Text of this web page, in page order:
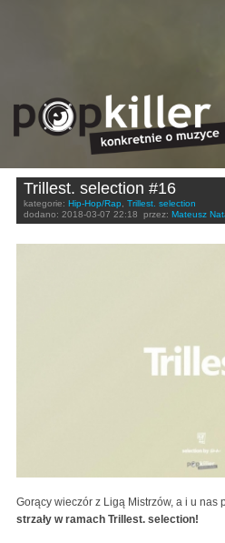
Trillest. selection #16
kategorie: Hip-Hop/Rap, Trillest. selection
dodano: 2018-03-07 22:18 przez: Mateusz
Gorący wieczór z Ligą Mistrzów, a i u nas
strzały w ramach Trillest. selection!